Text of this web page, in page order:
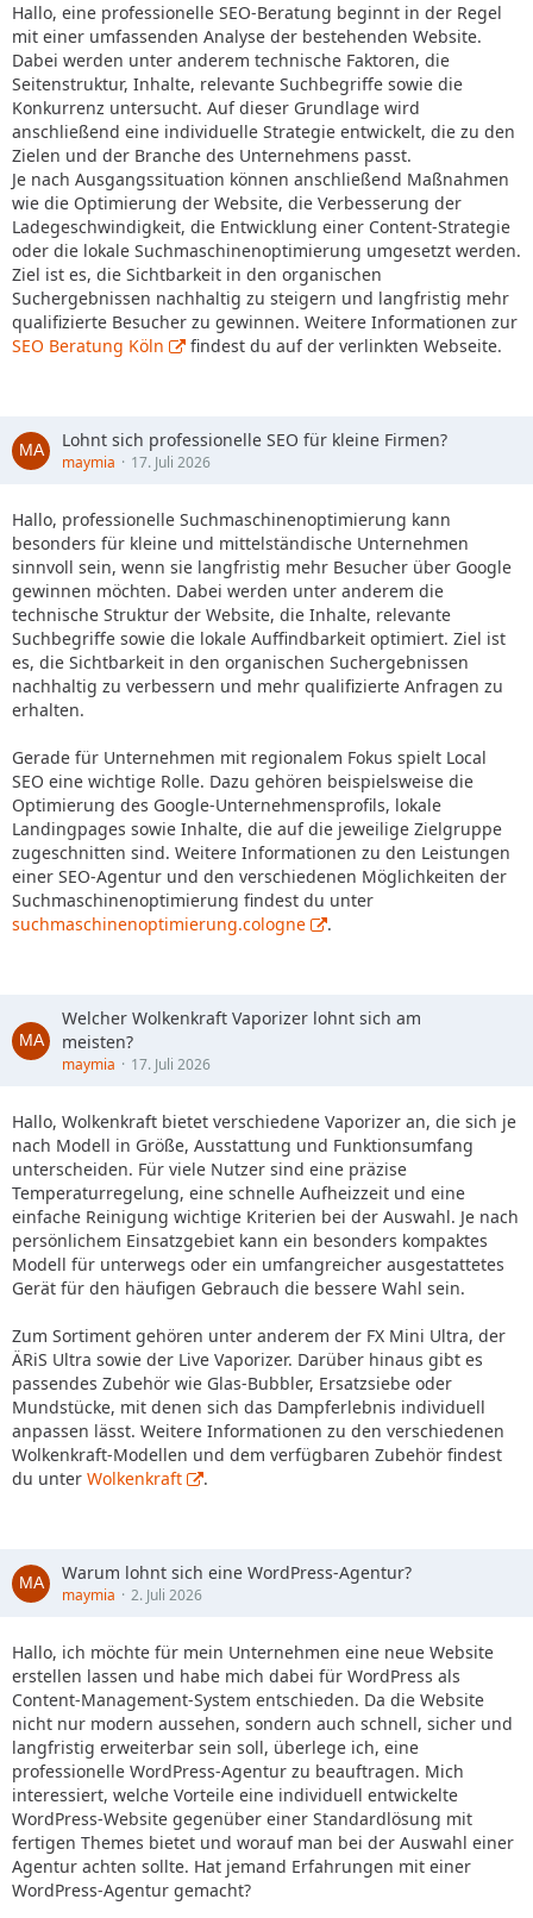
Hallo, eine professionelle SEO-Beratung beginnt in der Regel
mit einer umfassenden Analyse der bestehenden Website.
Dabei werden unter anderem technische Faktoren, die
Seitenstruktur, Inhalte, relevante Suchbegriffe sowie die
Konkurrenz untersucht. Auf dieser Grundlage wird
anschließend eine individuelle Strategie entwickelt, die zu den
Zielen und der Branche des Unternehmens passt.
Je nach Ausgangssituation können anschließend Maßnahmen
wie die Optimierung der Website, die Verbesserung der
Ladegeschwindigkeit, die Entwicklung einer Content-Strategie
oder die lokale Suchmaschinenoptimierung umgesetzt werden.
Ziel ist es, die Sichtbarkeit in den organischen
Suchergebnissen nachhaltig zu steigern und langfristig mehr
qualifizierte Besucher zu gewinnen. Weitere Informationen zur
SEO Beratung Köln
findest du auf der verlinkten Webseite.
Lohnt sich professionelle SEO für kleine Firmen?
maymia 17. Juli 2026
Hallo, professionelle Suchmaschinenoptimierung kann
besonders für kleine und mittelständische Unternehmen
sinnvoll sein, wenn sie langfristig mehr Besucher über Google
gewinnen möchten. Dabei werden unter anderem die
technische Struktur der Website, die Inhalte, relevante
Suchbegriffe sowie die lokale Auffindbarkeit optimiert. Ziel ist
es, die Sichtbarkeit in den organischen Suchergebnissen
nachhaltig zu verbessern und mehr qualifizierte Anfragen zu
erhalten.
Gerade für Unternehmen mit regionalem Fokus spielt Local
SEO eine wichtige Rolle. Dazu gehören beispielsweise die
Optimierung des Google-Unternehmensprofils, lokale
Landingpages sowie Inhalte, die auf die jeweilige Zielgruppe
zugeschnitten sind. Weitere Informationen zu den Leistungen
einer SEO-Agentur und den verschiedenen Möglichkeiten der
Suchmaschinenoptimierung findest du unter
suchmaschinenoptimierung.cologne
.
Welcher Wolkenkraft Vaporizer lohnt sich am
meisten?
maymia 17. Juli 2026
Hallo, Wolkenkraft bietet verschiedene Vaporizer an, die sich je
nach Modell in Größe, Ausstattung und Funktionsumfang
unterscheiden. Für viele Nutzer sind eine präzise
Temperaturregelung, eine schnelle Aufheizzeit und eine
einfache Reinigung wichtige Kriterien bei der Auswahl. Je nach
persönlichem Einsatzgebiet kann ein besonders kompaktes
Modell für unterwegs oder ein umfangreicher ausgestattetes
Gerät für den häufigen Gebrauch die bessere Wahl sein.
Zum Sortiment gehören unter anderem der FX Mini Ultra, der
ÄRiS Ultra sowie der Live Vaporizer. Darüber hinaus gibt es
passendes Zubehör wie Glas-Bubbler, Ersatzsiebe oder
Mundstücke, mit denen sich das Dampferlebnis individuell
anpassen lässt. Weitere Informationen zu den verschiedenen
Wolkenkraft-Modellen und dem verfügbaren Zubehör findest
du unter Wolkenkraft .
Warum lohnt sich eine WordPress-Agentur?
maymia 2. Juli 2026
Hallo, ich möchte für mein Unternehmen eine neue Website
erstellen lassen und habe mich dabei für WordPress als
Content-Management-System entschieden. Da die Website
nicht nur modern aussehen, sondern auch schnell, sicher und
langfristig erweiterbar sein soll, überlege ich, eine
professionelle WordPress-Agentur zu beauftragen. Mich
interessiert, welche Vorteile eine individuell entwickelte
WordPress-Website gegenüber einer Standardlösung mit
fertigen Themes bietet und worauf man bei der Auswahl einer
Agentur achten sollte. Hat jemand Erfahrungen mit einer
WordPress-Agentur gemacht?